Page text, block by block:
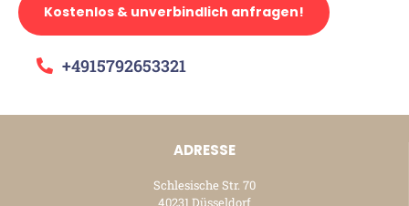
Kostenlos & unverbindlich anfragen!
+4915792653321
ADRESSE
Schlesische Str. 70
40231 Düsseldorf